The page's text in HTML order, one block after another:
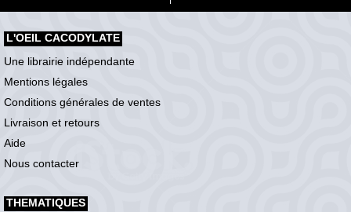
L'OEIL CACODYLATE
Une librairie indépendante
Mentions légales
Conditions générales de ventes
Livraison et retours
Aide
Nous contacter
THEMATIQUES